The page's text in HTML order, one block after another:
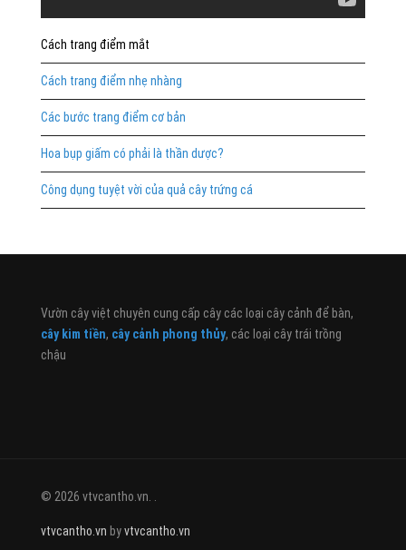
Cách trang điểm mắt
Cách trang điểm nhẹ nhàng
Các bước trang điểm cơ bản
Hoa bụp giấm có phải là thần dược?
Công dụng tuyệt vời của quả cây trứng cá
Vườn cây việt chuyên cung cấp cây các loại cây cảnh để bàn,
cây kim tiền, cây cảnh phong thủy, các loại cây trái trồng
chậu
© 2026 vtvcantho.vn. .
vtvcantho.vn byvtvcantho.vn